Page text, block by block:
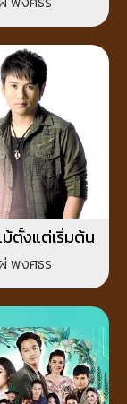
ตั้งแต่เริ่มต้น
พงศธร